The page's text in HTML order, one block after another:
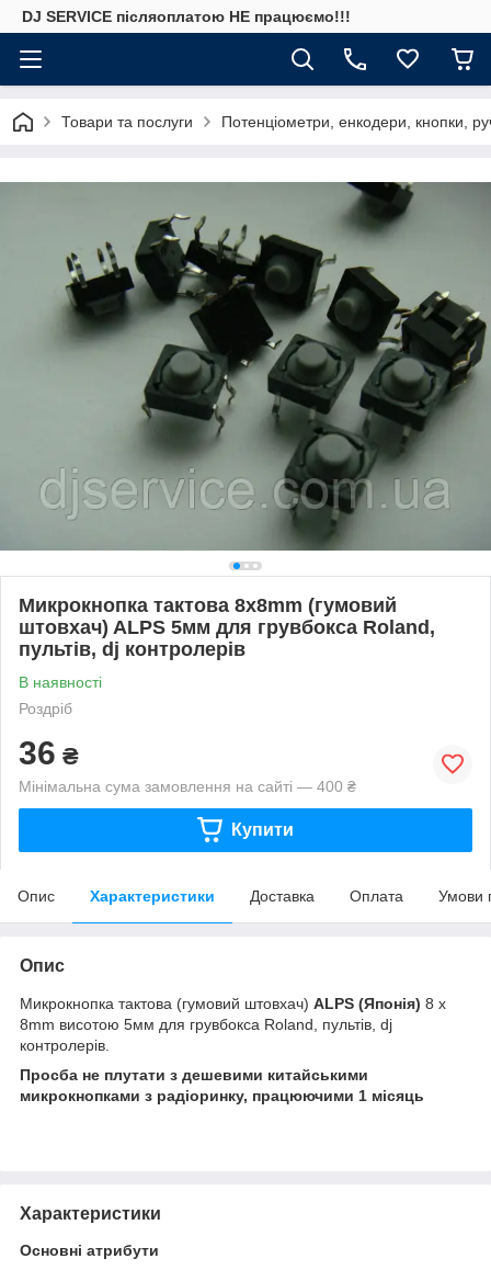
DJ SERVICE пiсляоплатою НЕ працюємо!!!
Товари та послуги Потенціометри, енкодери, кнопки,
Микрокнопка тактова 8x8mm (гумовий
штовхач) ALPS 5мм для грувбокса Roland,
пультів, dj контролерів
В наявності
Роздріб
36 ₴
Мінімальна сума замовлення на сайті — 400 ₴
Купити
Опис Характеристики Доставка Оплата Умови
Опис
Микрокнопка тактова (гумовий штовхач) ALPS (Японія) 8 x
8mm висотою 5мм для грувбокса Roland, пультів, dj
контролерів.
Просба не плутати з дешевими китайськими
микрокнопками з радіоринку, працюючими 1 місяць
Характеристики
Основні атрибути